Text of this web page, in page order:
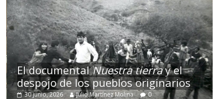
El documentalNuestra tierray el
despojo de los pueblos originarios
30 junio, 2026 Julio Martínez Molina 0